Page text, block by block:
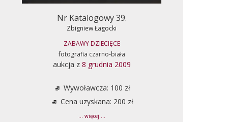
Nr Katalogowy 39.
Zbigniew Łagocki
ZABAWY DZIECIĘCE
fotografia czarno-biała
aukcja z 8 grudnia 2009
Wywoławcza: 100 zł
Cena uzyskana: 200 zł
... więcej ...